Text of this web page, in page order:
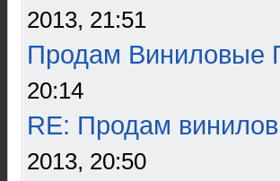
2013, 21:51
Продам Виниловые
20:14
RE: Продам
2013, 20:50